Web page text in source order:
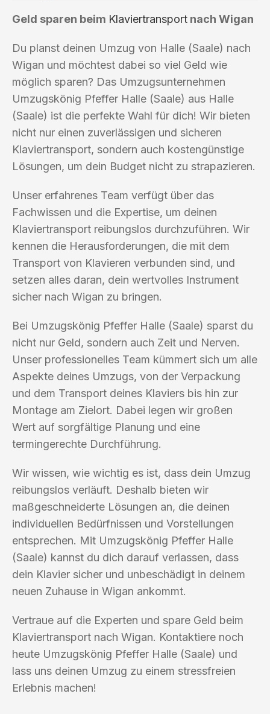
Geld sparen beim Klaviertransport nach Wigan
Du planst deinen Umzug von Halle (Saale) nach
Wigan und möchtest dabei so viel Geld wie
möglich sparen? Das Umzugsunternehmen
Umzugskönig Pfeffer Halle (Saale) aus Halle
(Saale) ist die perfekte Wahl für dich! Wir bieten
nicht nur einen zuverlässigen und sicheren
Klaviertransport, sondern auch kostengünstige
Lösungen, um dein Budget nicht zu strapazieren.
Unser erfahrenes Team verfügt über das
Fachwissen und die Expertise, um deinen
Klaviertransport reibungslos durchzuführen. Wir
kennen die Herausforderungen, die mit dem
Transport von Klavieren verbunden sind, und
setzen alles daran, dein wertvolles Instrument
sicher nach Wigan zu bringen.
Bei Umzugskönig Pfeffer Halle (Saale) sparst du
nicht nur Geld, sondern auch Zeit und Nerven.
Unser professionelles Team kümmert sich um alle
Aspekte deines Umzugs, von der Verpackung
und dem Transport deines Klaviers bis hin zur
Montage am Zielort. Dabei legen wir großen
Wert auf sorgfältige Planung und eine
termingerechte Durchführung.
Wir wissen, wie wichtig es ist, dass dein Umzug
reibungslos verläuft. Deshalb bieten wir
maßgeschneiderte Lösungen an, die deinen
individuellen Bedürfnissen und Vorstellungen
entsprechen. Mit Umzugskönig Pfeffer Halle
(Saale) kannst du dich darauf verlassen, dass
dein Klavier sicher und unbeschädigt in deinem
neuen Zuhause in Wigan ankommt.
Vertraue auf die Experten und spare Geld beim
Klaviertransport nach Wigan. Kontaktiere noch
heute Umzugskönig Pfeffer Halle (Saale) und
lass uns deinen Umzug zu einem stressfreien
Erlebnis machen!